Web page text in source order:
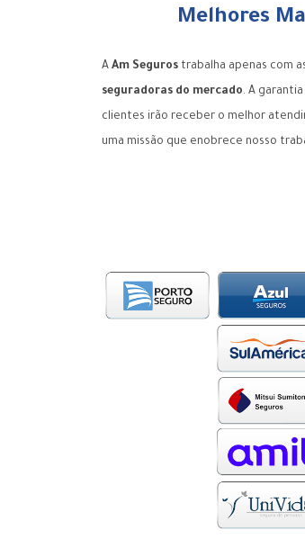
Melhores
A Am Segurostrabalha apenas com
seguradoras do mercado. A
clientes irão receber o melhor
uma missão que enobrece nosso